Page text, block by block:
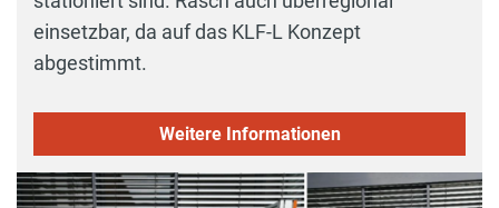
einsetzbar, da auf das KLF-L Konzept
abgestimmt.
Weitere Informationen